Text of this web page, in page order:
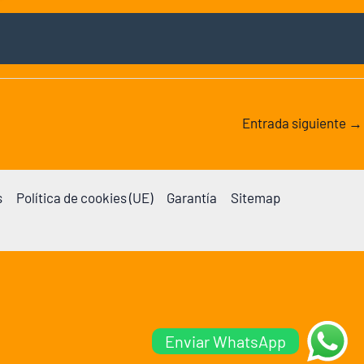
Entrada siguiente →
Política de cookies (UE) Garantía Sitemap
Enviar WhatsApp